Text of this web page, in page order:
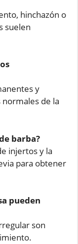
hinchazón o
suelen
y
de la
barba?
injertos y la
para obtener
pueden
son